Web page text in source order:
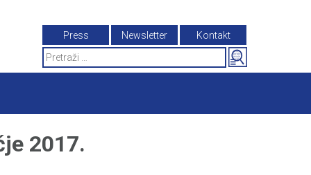
Press Newsletter
Kontakt
Search
for:
2017.